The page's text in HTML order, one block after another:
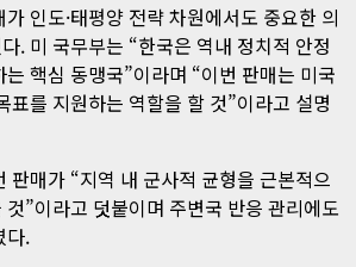
인도·태평양 전략 차원에서도 중요한 의
. 미 국무부는 “한국은 역내 정치적 안정
핵심 동맹국”이라며 “이번 판매는 미국
표를 지원하는 역할을 할 것”이라고 설명
판매가 “지역 내 군사적 균형을 근본적으
”이라고 덧붙이며 주변국 반응 관리에도
다.